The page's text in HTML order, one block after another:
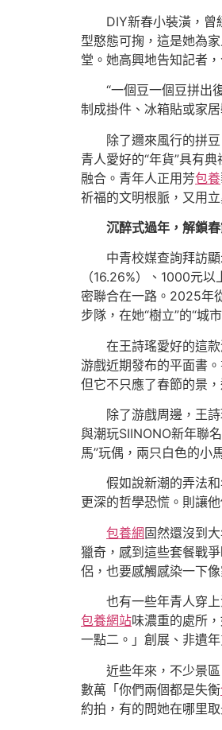
DIY新春小裝潢，
型憨態可掬，這是她為
堂。她高興地告知記者
“一個豆一個豆拼出
制成掛件、冰箱貼或家
除了邇來風行的拼
青人愛好的“年貨”具有
融合。青年人正用芳包養
祈福的文明根脈，又用
沉醉式過年，解鎖
中青校媒查詢拜訪
（16.26%）、1000元以
密聯合在一路。2025年
步隊，在她“樹立”的“城
在王詩瑤愛好的這
游戲近期發布的平面書
但它不只應了春節的景
除了游戲周邊，王
與潮玩SIINONO新年聯
馬”玩偶，兩只白色的小
假如說新潮的弄法
更深的哲學恐慌。則讓
包養網固然還沒到
獵奇，感到這些套餐戰
侶，也要感觸感染一下
也有一些年青人穿上
包養網站味濃重的處所
一點二。」創展、非遺
近些年來，不少景
數萬「你們兩個都是失衡
約拍，有的問她在哪里